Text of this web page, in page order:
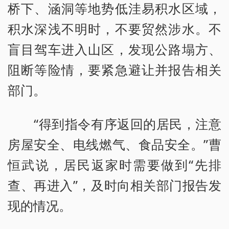
桥下、涵洞等地势低洼易积水区域，
积水深浅不明时，不要贸然涉水。不
盲目驾车进入山区，发现公路塌方、
阻断等险情，要紧急避让并报告相关
部门。
“得到指令有序返回的居民，注意
房屋安全、电线燃气、食品安全。”曹
恒武说，居民返家时需要做到“先排
查、再进入”，及时向相关部门报告发
现的情况。